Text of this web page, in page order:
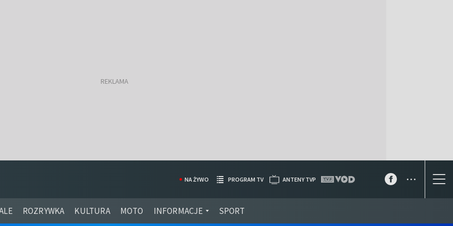
ROZRYWKA KULTURA MOTO INFORMACJE SPORT
NA ŻYWO PROGRAM TV ANTENY TVP ...